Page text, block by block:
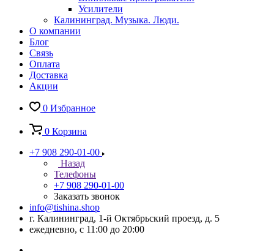
Усилители
Калининград. Музыка. Люди.
О компании
Блог
Связь
Оплата
Доставка
Акции
0 Избранное
0 Корзина
+7 908 290-01-00
Назад
Телефоны
+7 908 290-01-00
Заказать звонок
info@tishina.shop
г. Калининград, 1-й Октябрьский проезд, д. 5
ежедневно, с 11:00 до 20:00